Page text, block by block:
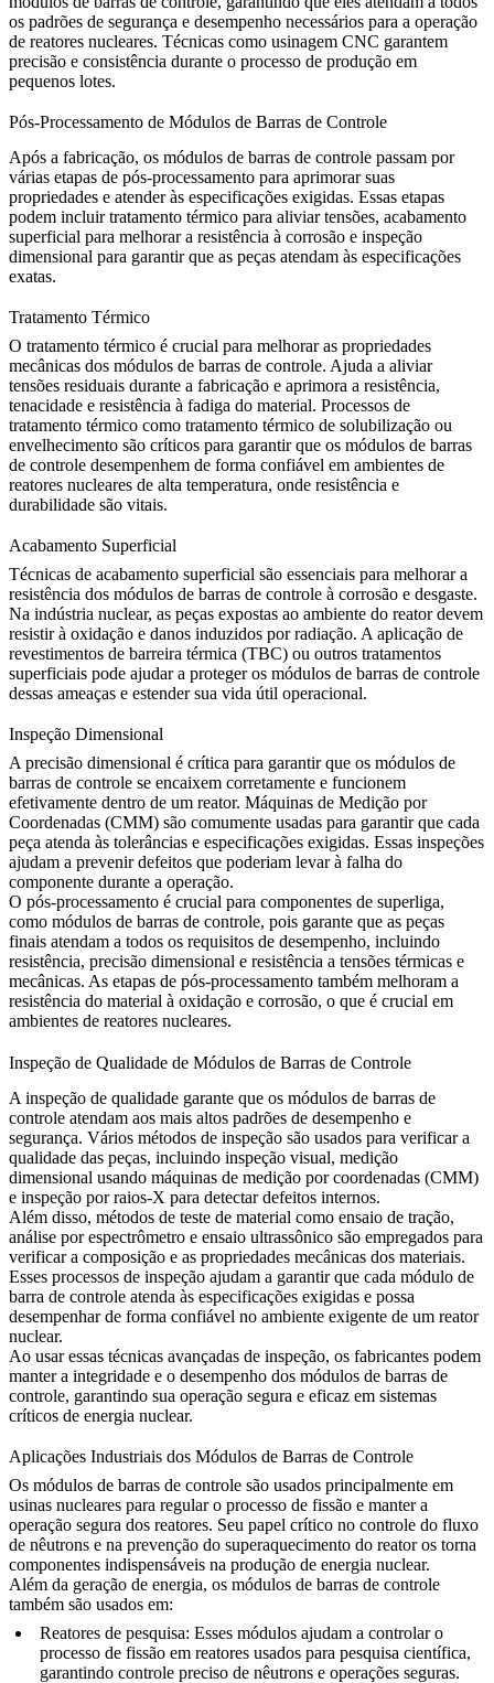
os padrões de segurança e desempenho necessários para a operação
de reatores nucleares. Técnicas como usinagem CNC garantem
precisão e consistência durante o processo de produção em
pequenos lotes.
Pós-Processamento de Módulos de Barras de Controle
Após a fabricação, os módulos de barras de controle passam por
várias etapas de pós-processamento para aprimorar suas
propriedades e atender às especificações exigidas. Essas etapas
podem incluirtratamento térmico para aliviar tensões, acabamento
superficial para melhorar a resistência à corrosão e inspeção
dimensional para garantir que as peças atendam às especificações
exatas.
Tratamento Térmico
O tratamento térmico é crucial para melhorar as propriedades
mecânicas dos módulos de barras de controle. Ajuda a aliviar
tensões residuais durante a fabricação e aprimora a resistência,
tenacidade e resistência à fadiga do material. Processos de
tratamento térmico como tratamento térmico de solubilização ou
envelhecimento são críticos para garantir que os módulos de barras
de controle desempenhem de forma confiável em ambientes de
reatores nucleares de alta temperatura, onde resistência e
durabilidade são vitais.
Acabamento Superficial
Técnicas de acabamento superficial são essenciais para melhorar a
resistência dos módulos de barras de controle à corrosão e desgaste.
Na indústria nuclear, as peças expostas ao ambiente do reator devem
resistir à oxidação e danos induzidos por radiação. A aplicação de
revestimentos de barreira térmica (TBC) ou outros tratamentos
superficiais pode ajudar a proteger os módulos de barras de controle
dessas ameaças e estender sua vida útil operacional.
Inspeção Dimensional
A precisão dimensional é crítica para garantir que os módulos de
barras de controle se encaixem corretamente e funcionem
efetivamente dentro de um reator. Máquinas de Medição por
Coordenadas (CMM) são comumente usadas para garantir que cada
peça atenda às tolerâncias e especificações exigidas. Essas inspeções
ajudam a prevenir defeitos que poderiam levar à falha do
componente durante a operação.
O pós-processamento é crucial para componentes de superliga,
como módulos de barras de controle, pois garante que as peças
finais atendam a todos os requisitos de desempenho, incluindo
resistência, precisão dimensional e resistência a tensões térmicas e
mecânicas. As etapas de pós-processamento também melhoram a
resistência do material à oxidação e corrosão, o que é crucial em
ambientes de reatores nucleares.
Inspeção de Qualidade de Módulos de Barras de Controle
A inspeção de qualidade garante que os módulos de barras de
controle atendam aos mais altos padrões de desempenho e
segurança. Vários métodos de inspeção são usados para verificar a
qualidade das peças, incluindo inspeção visual, medição
dimensional usando máquinas de medição por coordenadas (CMM)
e inspeção por raios-X para detectar defeitos internos.
Além disso, métodos de teste de material como ensaio de tração,
análise por espectrômetro e ensaio ultrassônico são empregados para
verificar a composição e as propriedades mecânicas dos materiais.
Esses processos de inspeção ajudam a garantir que cada módulo de
barra de controle atenda às especificações exigidas e possa
desempenhar de forma confiável no ambiente exigente de um reator
nuclear.
Ao usar essas técnicas avançadas de inspeção, os fabricantes podem
manter a integridade e o desempenho dos módulos de barras de
controle, garantindo sua operação segura e eficaz em sistemas
críticos de energia nuclear.
Aplicações Industriais dos Módulos de Barras de Controle
Os módulos de barras de controle são usados principalmente em
usinas nucleares para regular o processo de fissão e manter a
operação segura dos reatores. Seu papel crítico no controle do fluxo
de nêutrons e na prevenção do superaquecimento do reator os torna
componentes indispensáveis na produção de energia nuclear.
Além da geração de energia, os módulos de barras de controle
também são usados em:
Reatores de pesquisa: Esses módulos ajudam a controlar o
processo de fissão em reatores usados para pesquisa científica,
garantindo controle preciso de nêutrons e operações seguras.